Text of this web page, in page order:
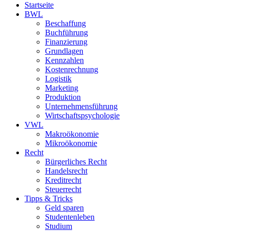
Startseite
BWL
Beschaffung
Buchführung
Finanzierung
Grundlagen
Kennzahlen
Kostenrechnung
Logistik
Marketing
Produktion
Unternehmensführung
Wirtschaftspsychologie
VWL
Makroökonomie
Mikroökonomie
Recht
Bürgerliches Recht
Handelsrecht
Kreditrecht
Steuerrecht
Tipps & Tricks
Geld sparen
Studentenleben
Studium